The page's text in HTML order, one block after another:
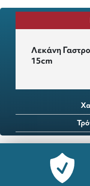
Λεκάνη
15cm